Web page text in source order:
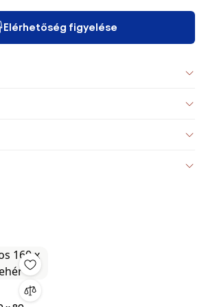
Elérhetőség figyelése